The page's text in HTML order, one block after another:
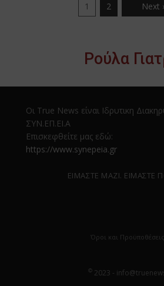
1 2 Next
Ρούλα
Οι True News είναι Ιδρυτικη
ΣΥΝ.ΕΠ.ΕΙ.Α
Επισκεφθείτε μας εδώ:
https://www.synepeia.gr
ΕΙΜΑΣΤΕ ΜΑΖΙ. ΕΙΜΑΣΤΕ
Όροι και Προϋποθέσεις
© 2023 -